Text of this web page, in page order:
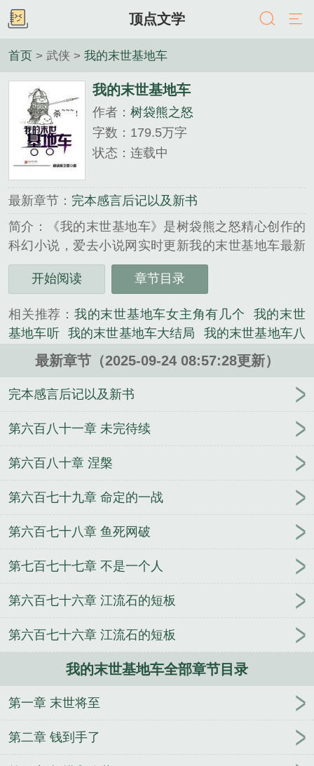
顶点文学
首页 > 武侠 > 我的末世基地车
我的末世基地车
作者： 树袋熊之怒
字数：179.5万字
状态：连载中
最新章节： 完本感言后记以及新书
简介：《我的末世基地车》是树袋熊之怒精心创作的
科幻小说，爱去小说网实时更新我的末世基地车最新
章节并且提供无弹窗阅读，书友所发表的我的末世基
地车评论，并不代表爱去小说网赞同或者支持我的末
《我的末世基地车》是树袋熊之怒精心创作的武侠类
小说。
开始阅读 章节目录
相关推荐： 我的末世基地车女主角有几个
我的末世
基地车听
我的末世基地车大结局
我的末世基地车八
我的末世基地车有几个女主
我的末世基地车
百度我的末世基地车
我的末世基地车有肉吗
我的末世基地车伯恩大魔王
我的末世基地车有声在
异能 我的末世基地车校对版
我的末世基地车扫书
的末世基地车起点
我的末
地车免费完整版
我的末世基地车TXT全本
我的末世
基地车百科
我的末世基地车黑暗荔枝
我的末世基地
车txt
我的末世基地车怎么样
我的末世基地车贴吧
我的末世基地车txt免费
我的末世基地车人物
我的末
末世基地车结局
最新章节（2025-09-24 08:57:28更新）
完本感言后记以及新书
第六百八十一章 未完待续
第六百八十章 涅槃
第六百七十九章 命定的一战
第六百七十八章 鱼死网破
第七百七十七章 不是一个人
第六百七十六章 江流石的短板
第六百七十六章 江流石的短板
我的末世基地车全部章节目录
第一章 末世将至
第二章 钱到手了